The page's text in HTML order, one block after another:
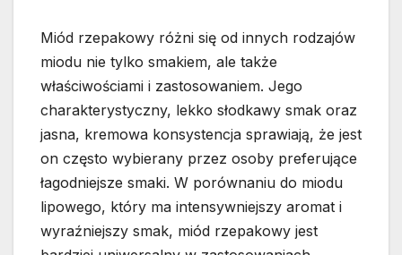
Miód rzepakowy różni się od innych rodzajów
miodu nie tylko smakiem, ale także
właściwościami i zastosowaniem. Jego
charakterystyczny, lekko słodkawy smak oraz
jasna, kremowa konsystencja sprawiają, że jest
on często wybierany przez osoby preferujące
łagodniejsze smaki. W porównaniu do miodu
lipowego, który ma intensywniejszy aromat i
wyraźniejszy smak, miód rzepakowy jest